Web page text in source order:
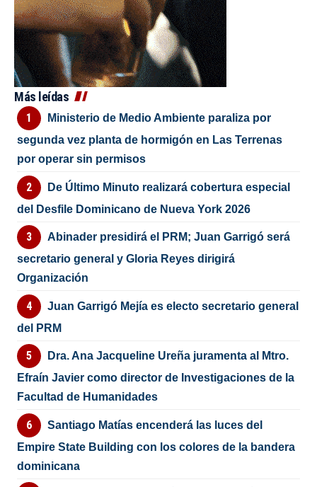
Más leídas
Ministerio de Medio Ambiente paraliza por
segunda vez planta de hormigón en Las Terrenas
por operar sin permisos
De Último Minuto realizará cobertura especial
del Desfile Dominicano de Nueva York 2026
Abinader presidirá el PRM; Juan Garrigó será
secretario general y Gloria Reyes dirigirá
Organización
Juan Garrigó Mejía es electo secretario general
del PRM
Dra. Ana Jacqueline Ureña juramenta al Mtro.
Efraín Javier como director de Investigaciones de la
Facultad de Humanidades
Santiago Matías encenderá las luces del
Empire State Building con los colores de la bandera
dominicana